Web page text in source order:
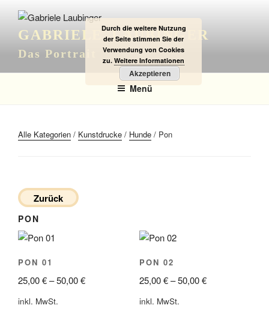
Inhalt
springenGABRIELE LAUBINGER
Das Portrait
Menü
Alle Kategorien / Kunstdrucke / Hunde / Pon
Zurück
PON
PON 01
25,00€–50,00€
inkl. MwSt.
PON 02
25,00€–50,00€
inkl. MwSt.
Durch die weitere Nutzung
der Seite stimmen Sie der
Verwendung von Cookies
zu. Weitere Informationen
Akzeptieren